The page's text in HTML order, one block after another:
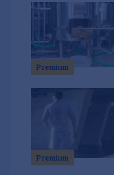
Premium
Premium